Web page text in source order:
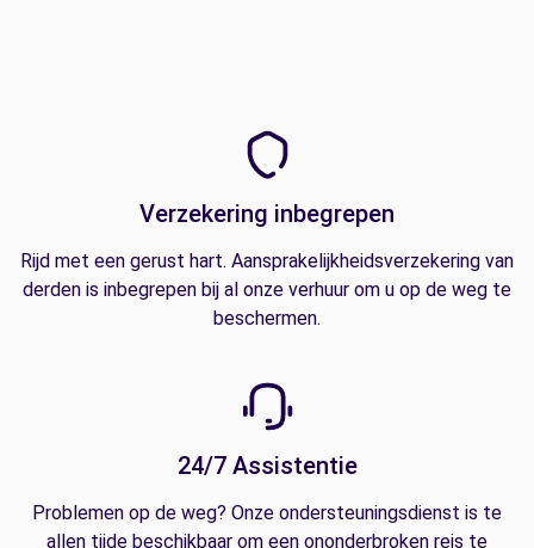
Verzekering inbegrepen
Rijd met een gerust hart. Aansprakelijkheidsverzekering van
derden is inbegrepen bij al onze verhuur om u op de weg te
beschermen.
24/7 Assistentie
Problemen op de weg? Onze ondersteuningsdienst is te
allen tijde beschikbaar om een ononderbroken reis te